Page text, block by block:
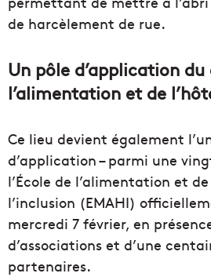
de harcèlement de rue.
Un pôle d’application du
l’alimentation et de
Ce lieu devient également
d’application – parmi une
l’École de l’alimentation et
l’inclusion (EMAHI)
mercredi 7 février, en
d’associations et d’une
partenaires.